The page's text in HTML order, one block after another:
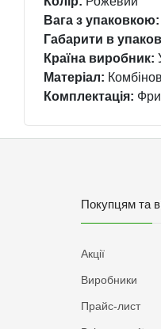
Вага з упаковкою:
Габарити в
Країна виробник:
Матеріал:
Комплектація:
Покупцям та
Акції
Виробники
Прайс-лист